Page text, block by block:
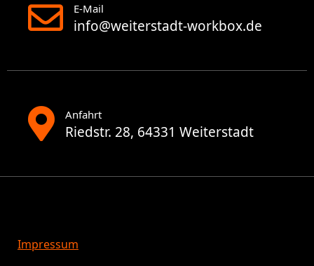
E-Mail
info@weiterstadt-workbox.de
Anfahrt
Riedstr. 28, 64331 Weiterstadt
Impressum